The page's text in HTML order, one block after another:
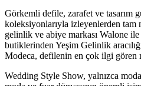
Görkemli defile, zarafet ve tasarım
koleksiyonlarıyla izleyenlerden tam
gelinlik ve abiye markası Walone
butiklerinden Yeşim Gelinlik
Modeca, defilenin en çok ilgi gören
Wedding Style Show, yalnızca